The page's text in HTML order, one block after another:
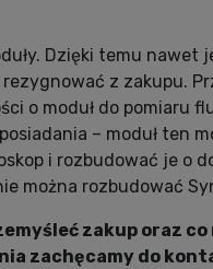
Dzięki temu nawet
z zakupu.
o moduł do pomiaru
– moduł ten
i rozbudować je o
można rozbudować
zakup oraz
zachęcamy do